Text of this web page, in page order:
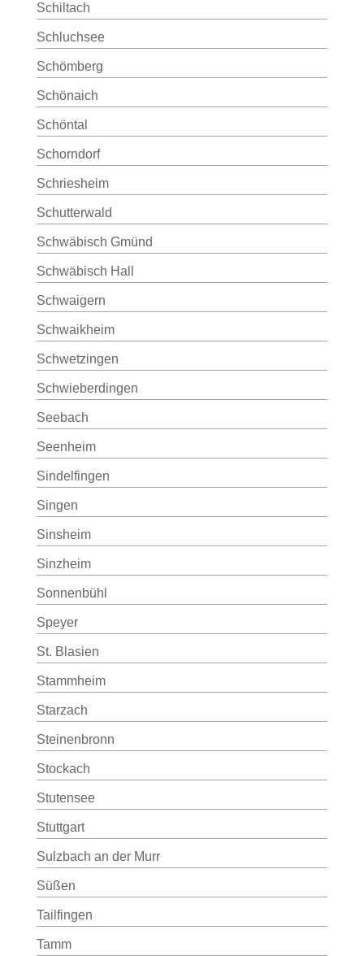
Schiltach
Schluchsee
Schömberg
Schönaich
Schöntal
Schorndorf
Schriesheim
Schutterwald
Schwäbisch Gmünd
Schwäbisch Hall
Schwaigern
Schwaikheim
Schwetzingen
Schwieberdingen
Seebach
Seenheim
Sindelfingen
Singen
Sinsheim
Sinzheim
Sonnenbühl
Speyer
St. Blasien
Stammheim
Starzach
Steinenbronn
Stockach
Stutensee
Stuttgart
Sulzbach an der Murr
Süßen
Tailfingen
Tamm